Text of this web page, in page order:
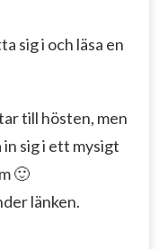
sig i och läsa en
till hösten, men
sig i ett mysigt
🙂
länken.